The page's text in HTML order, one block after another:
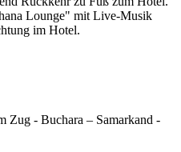
Lounge" mit Live-Musik
im Hotel.